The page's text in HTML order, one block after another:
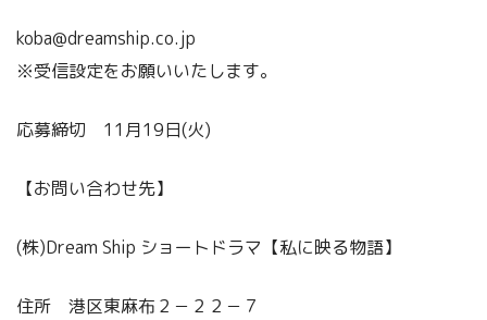
koba@dreamship.co.jp
※受信設定をお願いいたします。
応募締切 11月19日(火)
【お問い合わせ先】
(株)Dream Ship ショートドラマ【私に映る物語】
住所 港区東麻布２－２２－７